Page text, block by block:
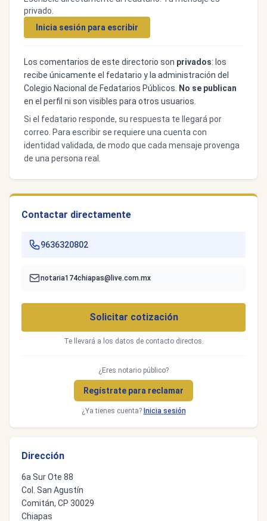
privado.
Inicia sesión para escribir
Los comentarios de este directorio son privados: los
recibe únicamente el fedatario y la administración del
Colegio Nacional de Fedatarios Públicos.
No se publican
en el perfil ni son visibles para otros usuarios.
Si el fedatario responde, su respuesta te llegará por
correo. Para escribir se requiere una cuenta con
identidad validada, de modo que cada mensaje provenga
de una persona real.
Contactar directamente
9636320802
notaria174chiapas@live.com.mx
Solicitar cotización
Te llevará a los datos de contacto directos.
¿Eres notario público?
Regístrate para reclamar
¿Ya tienes cuenta? Inicia sesión
Dirección
6a Sur Ote 88
Col. San Agustín
Comitán, CP 30029
Chiapas